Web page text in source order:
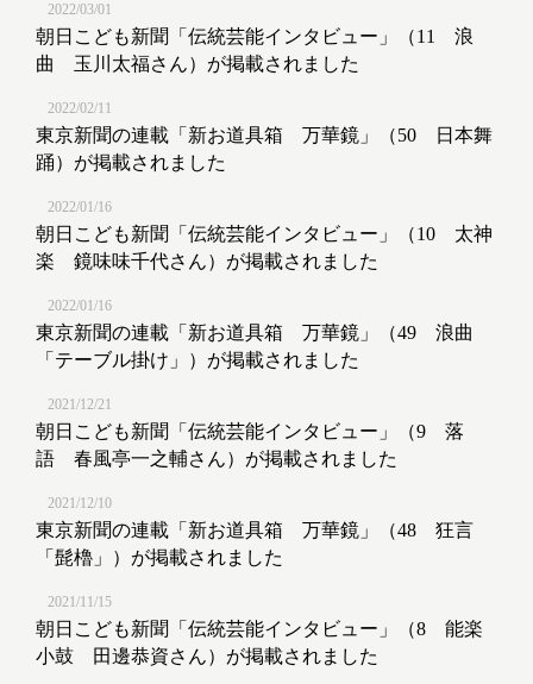
2022/03/01
朝日こども新聞「伝統芸能インタビュー」（11 浪
曲 玉川太福さん）が掲載されました
2022/02/11
東京新聞の連載「新お道具箱 万華鏡」（50 日本舞
踊）が掲載されました
2022/01/16
朝日こども新聞「伝統芸能インタビュー」（10 太神
楽 鏡味味千代さん）が掲載されました
2022/01/16
東京新聞の連載「新お道具箱 万華鏡」（49 浪曲
「テーブル掛け」）が掲載されました
2021/12/21
朝日こども新聞「伝統芸能インタビュー」（9 落
語 春風亭一之輔さん）が掲載されました
2021/12/10
東京新聞の連載「新お道具箱 万華鏡」（48 狂言
「髭櫓」）が掲載されました
2021/11/15
朝日こども新聞「伝統芸能インタビュー」（8 能楽
小鼓 田邊恭資さん）が掲載されました